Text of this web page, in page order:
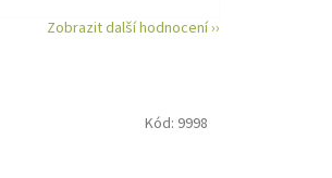
Zobrazit další hodnocení ››
Kód: 9998